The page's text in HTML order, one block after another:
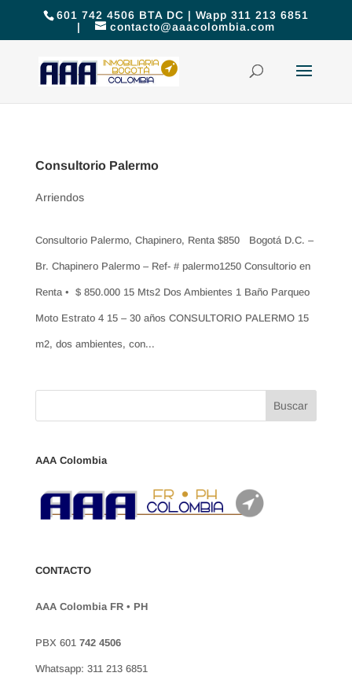
601 742 4506 BTA DC | Wapp 311 213 6851
|
contacto@aaacolombia.com
Consultorio Palermo
Arriendos
Consultorio Palermo, Chapinero, Renta $850 Bogotá D.C. –
Br. Chapinero Palermo – Ref- # palermo1250 Consultorio en
Renta • $ 850.000 15 Mts2 Dos Ambientes 1 Baño Parqueo
Moto Estrato 4 15 – 30 años CONSULTORIO PALERMO 15
m2, dos ambientes, con...
AAA Colombia
CONTACTO
AAA Colombia FR • PH
PBX 601 742 4506
Whatsapp: 311 213 6851